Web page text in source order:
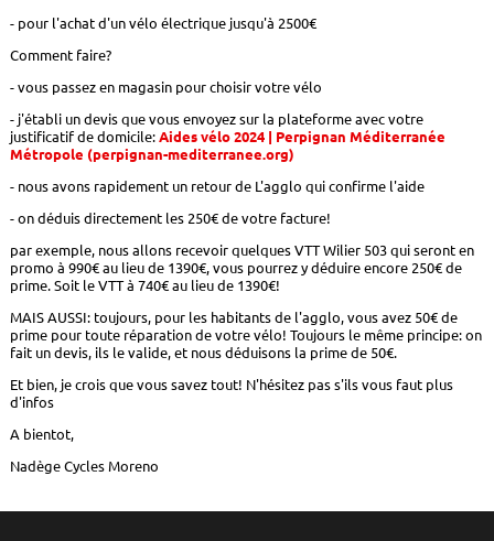
- pour l'achat d'un vélo électrique jusqu'à 2500€
Comment faire?
- vous passez en magasin pour choisir votre vélo
- j'établi un devis que vous envoyez sur la plateforme avec votre
justificatif de domicile: Aides vélo 2024 | Perpignan Méditerranée
Métropole (perpignan-mediterranee.org)
- nous avons rapidement un retour de L'agglo qui confirme l'aide
- on déduis directement les 250€ de votre facture!
par exemple, nous allons recevoir quelques VTT Wilier 503 qui seront en
promo à 990€ au lieu de 1390€, vous pourrez y déduire encore 250€ de
prime. Soit le VTT à 740€ au lieu de 1390€!
MAIS AUSSI: toujours, pour les habitants de l'agglo, vous avez 50€ de
prime pour toute réparation de votre vélo! Toujours le même principe: on
fait un devis, ils le valide, et nous déduisons la prime de 50€.
Et bien, je crois que vous savez tout! N'hésitez pas s'ils vous faut plus
d'infos
A bientot,
Nadège Cycles Moreno